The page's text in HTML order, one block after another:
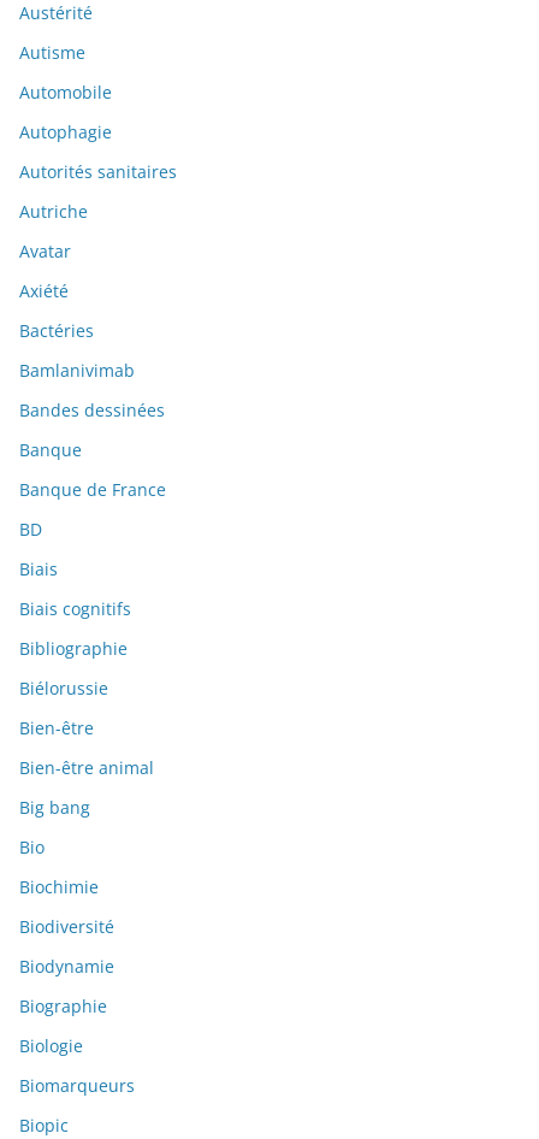
Austérité
Autisme
Automobile
Autophagie
Autorités sanitaires
Autriche
Avatar
Axiété
Bactéries
Bamlanivimab
Bandes dessinées
Banque
Banque de France
BD
Biais
Biais cognitifs
Bibliographie
Biélorussie
Bien-être
Bien-être animal
Big bang
Bio
Biochimie
Biodiversité
Biodynamie
Biographie
Biologie
Biomarqueurs
Biopic